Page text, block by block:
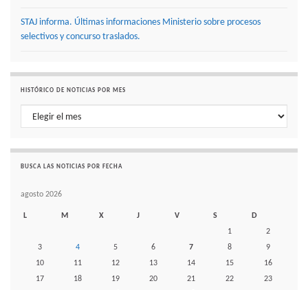
STAJ informa. Últimas informaciones Ministerio sobre procesos
selectivos y concurso traslados.
HISTÓRICO DE NOTICIAS POR MES
Histórico de noticias por mes
BUSCA LAS NOTICIAS POR FECHA
agosto 2026
L M X J V S
D
1
2
3
4 5 6 7 8
9
10
11 12 13 14 15
16
17
18 19 20 21 22
23